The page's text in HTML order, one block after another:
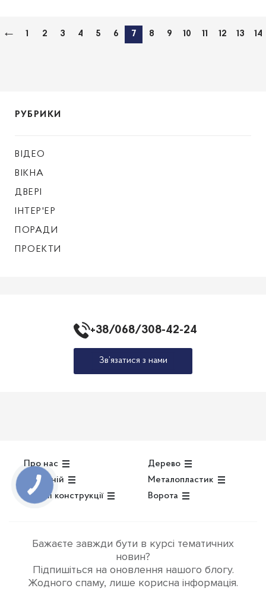
1 2 3 4 5 6 7 8 9 10 11 12 13 14
РУБРИКИ
ВІДЕО
ВІКНА
ДВЕРІ
ІНТЕР'ЕР
ПОРАДИ
ПРОЕКТИ
+38/068/308-42-24
Зв’язатися з нами
Про нас
Дерево
Алюміній
Металопластик
Скляні конструкції
Ворота
Бажаєте завжди бути в курсі тематичних
новин?
Підпишіться на оновлення нашого блогу.
Жодного спаму, лише корисна інформація.